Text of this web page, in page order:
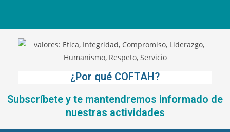
¿Por qué COFTAH?
Subscríbete y te mantendremos informado de
nuestras actividades